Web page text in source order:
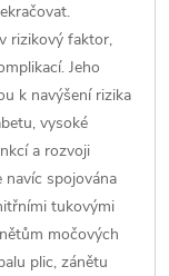
rizikový faktor,
Jeho
k navýšení rizika
vysoké
a rozvoji
spojována
tukovými
močových
plic, zánětu